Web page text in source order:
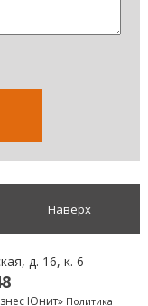
Наверх
д. 16, к. 6
Юнит» Политика